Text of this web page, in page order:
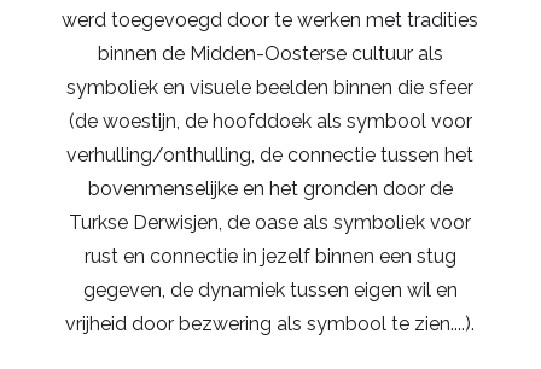
werd toegevoegd door te werken met tradities
binnen de Midden-Oosterse cultuur als
symboliek en visuele beelden binnen die sfeer
(de woestijn, de hoofddoek als symbool voor
verhulling/onthulling, de connectie tussen het
bovenmenselijke en het gronden door de
Turkse Derwisjen, de oase als symboliek voor
rust en connectie in jezelf binnen een stug
gegeven, de dynamiek tussen eigen wil en
vrijheid door bezwering als symbool te zien....).